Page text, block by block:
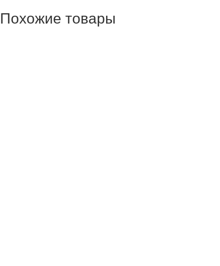
Похожие товары